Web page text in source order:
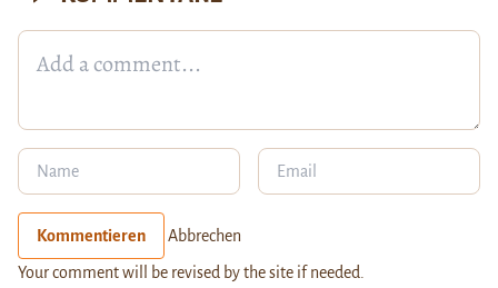
Kommentieren Abbrechen
Your comment will be revised by the site if needed.